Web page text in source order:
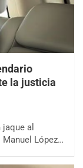
la justicia
al
López…